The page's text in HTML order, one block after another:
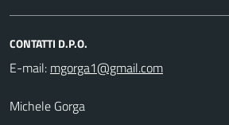
CONTATTI D.P.O.
E-mail:
Michele Gorga